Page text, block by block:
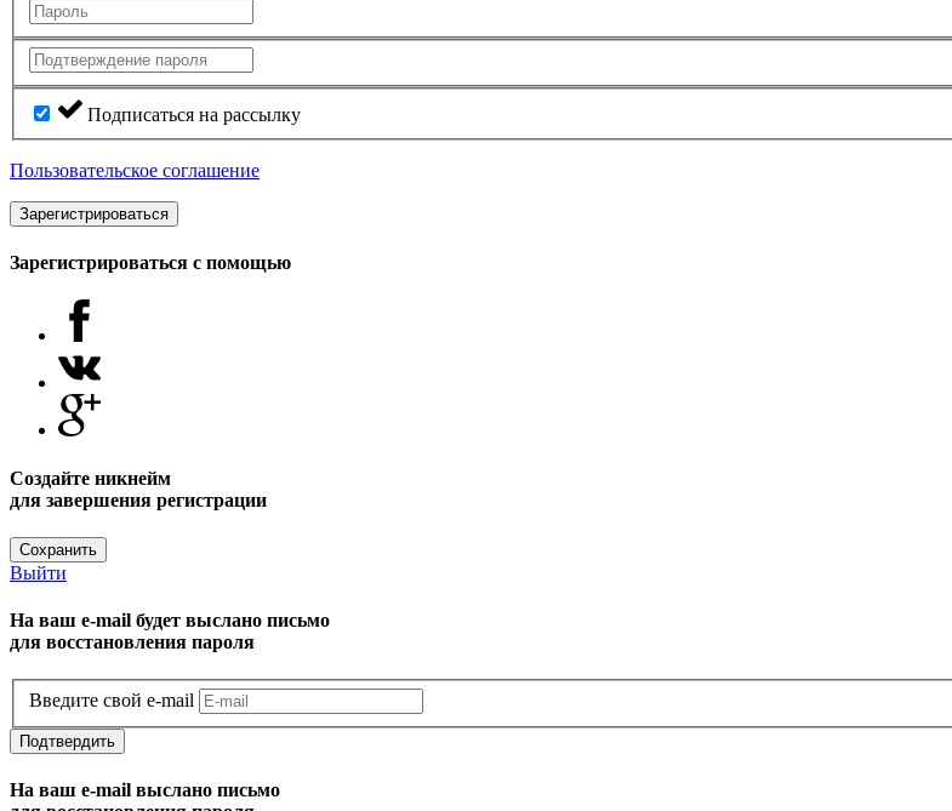
Подписаться на рассылку
Пользовательское соглашение
Зарегистрироваться
Зарегистрироваться с помощью
Создайте никнейм
для завершения регистрации
Сохранить
Выйти
На ваш e-mail будет выслано письмо
для восстановления пароля
Введите свой e-mail
Подтвердить
На ваш e-mail выслано письмо